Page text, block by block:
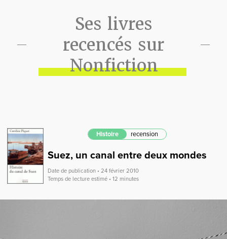
Ses livres
recencés sur
Nonfiction
Histoire recension
Suez, un canal entre deux mondes
Date de publication • 24 février 2010
Temps de lecture estimé • 12 minutes